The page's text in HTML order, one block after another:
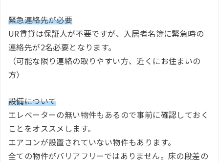
緊急連絡先が必要
UR賃貸は保証人が不要ですが、入居者名簿に緊急時の
連絡先が2名必要となります。
（可能な限り連絡の取りやすい方、近くにお住まいの
方）
設備について
エレベーターの無い物件もあるので事前に確認しておく
ことをオススメします。
エアコンが設置されていない物件もあります。
全ての物件がバリアフリーではありません。床の段差の